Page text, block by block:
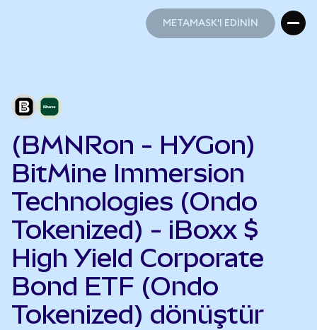
METAMASK'I EDİNİN
(BMNRon - HYGon)
BitMine Immersion
Technologies (Ondo
Tokenized) - iBoxx $
High Yield Corporate
Bond ETF (Ondo
Tokenized) dönüştür